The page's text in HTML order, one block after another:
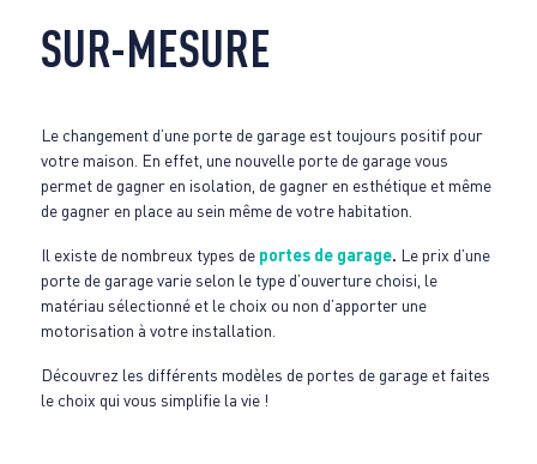
SUR-MESURE
Le changement d’une porte de garage est toujours positif pour
votre maison. En effet, une nouvelle porte de garage vous
permet de gagner en isolation, de gagner en esthétique et même
de gagner en place au sein même de votre habitation.
Il existe de nombreux types de portes de garage. Le prix d’une
porte de garage varie selon le type d’ouverture choisi, le
matériau sélectionné et le choix ou non d’apporter une
motorisation à votre installation.
Découvrez les différents modèles de portes de garage et faites
le choix qui vous simplifie la vie !